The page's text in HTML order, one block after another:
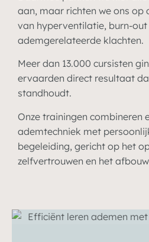
aan, maar richten we ons op
van hyperventilatie, burn-
ademgerelateerde klachten.
Meer dan 13.000 cursisten
ervaarden direct resultaat
standhoudt.
Onze trainingen combineren
ademtechniek met
begeleiding, gericht op het
zelfvertrouwen en het